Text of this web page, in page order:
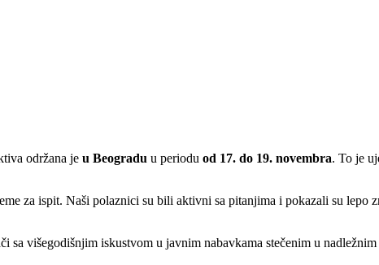
održana je u Beogradu u periodu od 17. do 19. novembra. To je
za ispit. Naši polaznici su bili aktivni sa pitanjima i pokazali su lepo
sa višegodišnjim iskustvom u javnim nabavkama stečenim u